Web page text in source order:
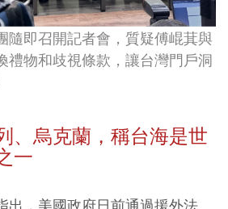
隨即召開記者會，質疑傅崐萁與
禮物和歧視條款，讓台灣門戶洞
、烏克蘭，稱台海是世
一
出，美國政府日前通過援外法